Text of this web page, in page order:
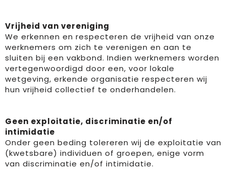
Vrijheid van vereniging
We erkennen en respecteren de vrijheid van onze
werknemers om zich te verenigen en aan te
sluiten bij een vakbond. Indien werknemers worden
vertegenwoordigd door een, voor lokale
wetgeving, erkende organisatie respecteren wij
hun vrijheid collectief te onderhandelen.
Geen exploitatie, discriminatie en/of
intimidatie
Onder geen beding tolereren wij de exploitatie van
(kwetsbare) individuen of groepen, enige vorm
van discriminatie en/of intimidatie.